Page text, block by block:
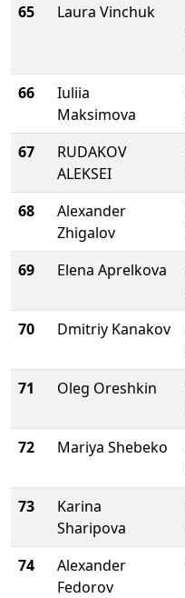
65 Laura Vinchuk
66
Iuliia
Maksimova
67
RUDAKOV
ALEKSEI
68
Alexander
Zhigalov
69 Elena Aprelkova
70 Dmitriy Kanakov
71 Oleg Oreshkin
72 Mariya Shebeko
73
Karina
Sharipova
74
Alexander
Fedorov